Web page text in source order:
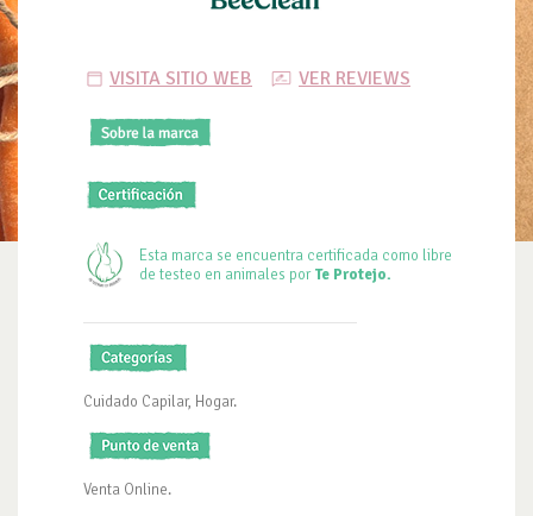
VISITA SITIO WEB VER REVIEWS
Esta marca se encuentra certificada como libre
de testeo en animales porTe Protejo.
Cuidado Capilar, Hogar.
Venta Online.